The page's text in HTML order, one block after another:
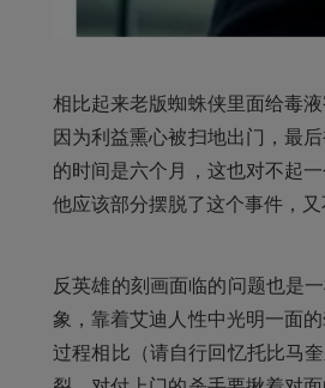
相比起来老版蜘蛛侠里面给毒
因为利益熏心被扫地出门，最
的时间是六个月，这也对不起
他应该部分摆脱了这个事件，
反英雄的刻画面临的问题也是
象，靠着艾迪人性中光明一面
过程相比（请自行回忆托比马